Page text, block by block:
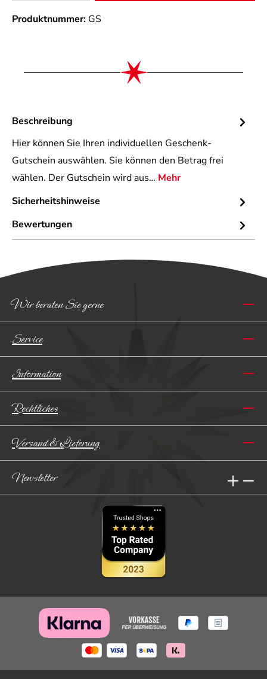
Produktnummer: GS
Beschreibung
Hier können Sie Ihren individuellen Geschenk-
Gutschein auswählen. Sie können den Betrag frei
wählen. Der Gutschein wird aus… Mehr
Sicherheitshinweise
Bewertungen
Wir beraten Sie gerne
Service
Information
Rechtliches
Versand & Lieferung
Newsletter